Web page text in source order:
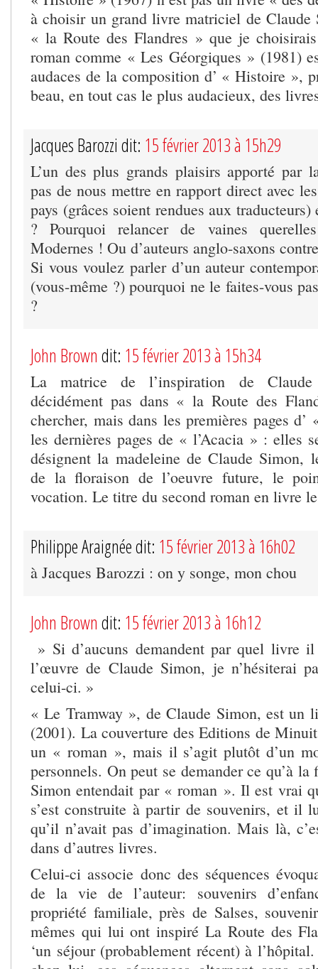
à choisir un grand livre matriciel de Claude
« la Route des Flandres » que je
roman comme « Les Géorgiques » (1981)
audaces de la composition d’ « Histoire »,
beau, en tout cas le plus audacieux, des
Jacques Barozzi dit: 15 février 2013 à 15h29
L’un des plus grands plaisirs apporté par
pas de nous mettre en rapport direct avec
pays (grâces soient rendues aux
? Pourquoi relancer de vaines
Modernes ! Ou d’auteurs anglo-saxons
Si vous voulez parler d’un auteur
(vous-même ?) pourquoi ne le faites-vous
?
John Brown dit: 15 février 2013 à 15h34
La matrice de l’inspiration de
décidément pas dans « la Route des
chercher, mais dans les premières pages
les dernières pages de « l’Acacia » : elles
désignent la madeleine de Claude Simon,
de la floraison de l’oeuvre future, le
vocation. Le titre du second roman en livre
Philippe Araignée dit: 15 février 2013 à 16h02
à Jacques Barozzi : on y songe, mon chou
John Brown dit: 15 février 2013 à 16h12
» Si d’aucuns demandent par quel livre il
l’œuvre de Claude Simon, je n’hésiterai
celui-ci. »
« Le Tramway », de Claude Simon, est un
(2001). La couverture des Editions de
un « roman », mais il s’agit plutôt d’un
personnels. On peut se demander ce qu’à
Simon entendait par « roman ». Il est vrai
s’est construite à partir de souvenirs, et il
qu’il n’avait pas d’imagination. Mais là,
dans d’autres livres.
Celui-ci associe donc des séquences
de la vie de l’auteur: souvenirs
propriété familiale, près de Salses,
mêmes qui lui ont inspiré La Route des
‘un séjour (probablement récent) à